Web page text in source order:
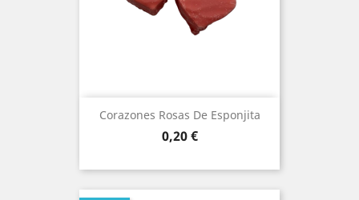
Corazones Rosas De Esponjita
Prezo
0,20 €